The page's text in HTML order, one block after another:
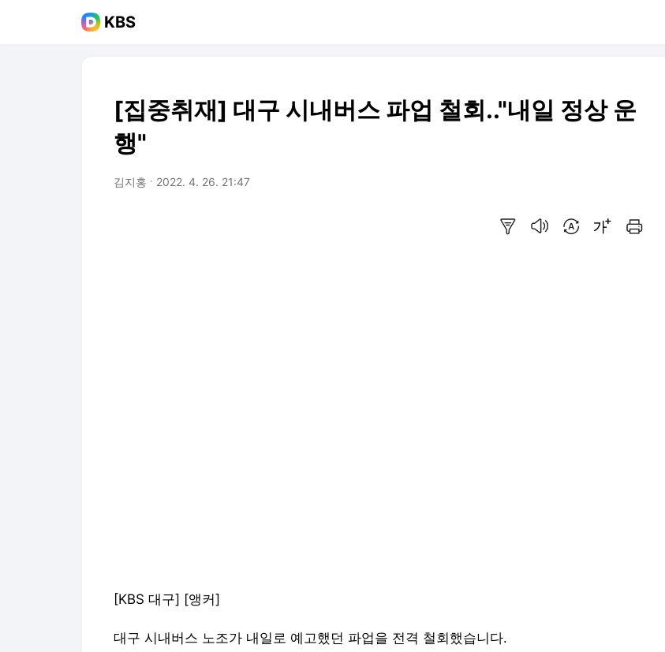
KBS
[집중취재] 대구 시내버스 파업 철회.."내일 정상 운
행"
김지홍 2022. 4. 26. 21:47
[KBS 대구] [앵커]
대구 시내버스 노조가 내일로 예고했던 파업을 전격 철회했습니다.